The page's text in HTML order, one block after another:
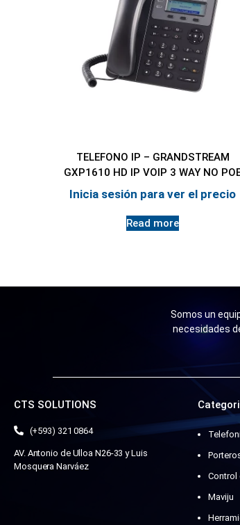
TELEFONO IP – GRANDSTREAM
GXP1610 HD IP VOIP 3 WAY NO
Inicia sesión para ver el precio
Read more
Somos un
necesidades
CTS SOLUTIONS
(+593) 321 0864
AV. Antonio de Ulloa N26-33 y Luis
Mosquera Narváez
Control
Maviju